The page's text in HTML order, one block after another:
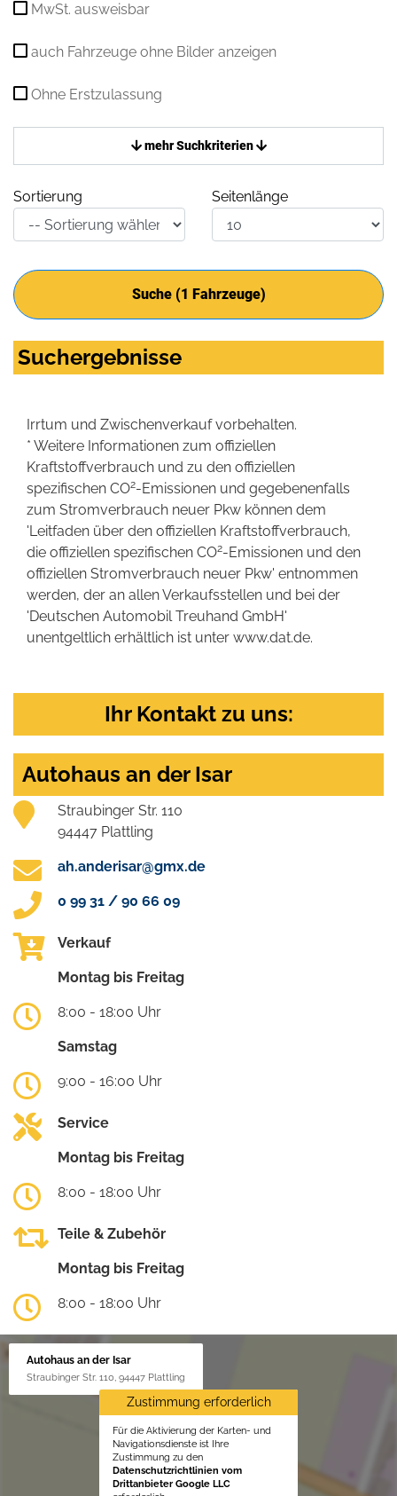
MwSt. ausweisbar
auch Fahrzeuge ohne Bilder anzeigen
Ohne Erstzulassung
mehr Suchkriterien
Sortierung Seitenlänge
Suche (1 Fahrzeuge)
Suchergebnisse
Irrtum und Zwischenverkauf vorbehalten.
* Weitere Informationen zum offiziellen
Kraftstoffverbrauch und zu den offiziellen
spezifischen CO2-Emissionen und gegebenenfalls
zum Stromverbrauch neuer Pkw können dem
'Leitfaden über den offiziellen Kraftstoffverbrauch,
die offiziellen spezifischen CO2-Emissionen und den
offiziellen Stromverbrauch neuer Pkw' entnommen
werden, der an allen Verkaufsstellen und bei der
'Deutschen Automobil Treuhand GmbH'
unentgeltlich erhältlich ist unter www.dat.de.
Ihr Kontakt zu uns:
Autohaus an der Isar
Straubinger Str. 110
94447 Plattling
ah.anderisar@gmx.de
0 99 31 / 90 66 09
Verkauf
Montag bis Freitag
8:00 - 18:00 Uhr
Samstag
9:00 - 16:00 Uhr
Service
Montag bis Freitag
8:00 - 18:00 Uhr
Teile & Zubehör
Montag bis Freitag
8:00 - 18:00 Uhr
Autohaus an der Isar
Straubinger Str. 110, 94447 Plattling
Zustimmung erforderlich
Für die Aktivierung der Karten- und
Navigationsdienste ist Ihre
Zustimmung zu den
Datenschutzrichtlinien vom
Drittanbieter Google LLC